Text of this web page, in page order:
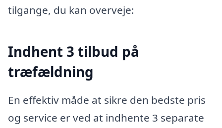
tilgange, du kan overveje:
Indhent 3 tilbud på
træfældning
En effektiv måde at sikre den bedste pris
og service er ved at indhente 3 separate